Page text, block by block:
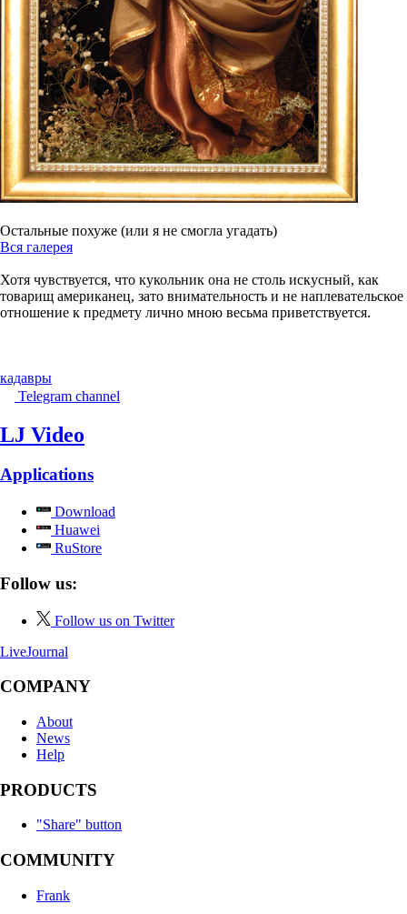
Остальные похуже (или я не смогла угадать)
Вся галерея
Хотя чувствуется, что кукольник она не столь искусный, как
товарищ американец, зато внимательность и не наплевательское
отношение к предмету лично мною весьма приветствуется.
кадавры
Telegram channel
LJ Video
Applications
Download
Huawei
RuStore
Follow us:
Follow us on Twitter
LiveJournal
COMPANY
About
News
Help
PRODUCTS
"Share" button
COMMUNITY
Frank